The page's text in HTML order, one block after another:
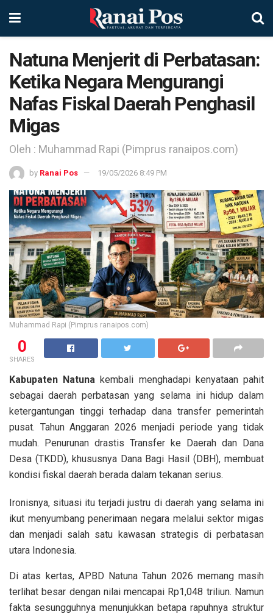
Natuna Menjerit di Perbatasan:
Ketika Negara Mengurangi
Nafas Fiskal Daerah Penghasil
Migas
Oleh : Muhammad Rapi (Pimprus ranaipos.com)
by Ranai Pos 19/05/2026 8:49 PM
Muhammad Rapi (Pimprus ranaipos.com)
0
SHARES
Kabupaten Natuna kembali menghadapi kenyataan pahit
sebagai daerah perbatasan yang selama ini hidup dalam
ketergantungan tinggi terhadap dana transfer pemerintah
pusat. Tahun Anggaran 2026 menjadi periode yang tidak
mudah. Penurunan drastis Transfer ke Daerah dan Dana
Desa (TKDD), khususnya Dana Bagi Hasil (DBH), membuat
kondisi fiskal daerah berada dalam tekanan serius.
Ironisnya, situasi itu terjadi justru di daerah yang selama ini
ikut menyumbang penerimaan negara melalui sektor migas
dan menjadi salah satu kawasan strategis di perbatasan
utara Indonesia.
Di atas kertas, APBD Natuna Tahun 2026 memang masih
terlihat besar dengan nilai mencapai Rp1,048 triliun. Namun
fakta sesungguhnya menunjukkan betapa rapuhnya struktur